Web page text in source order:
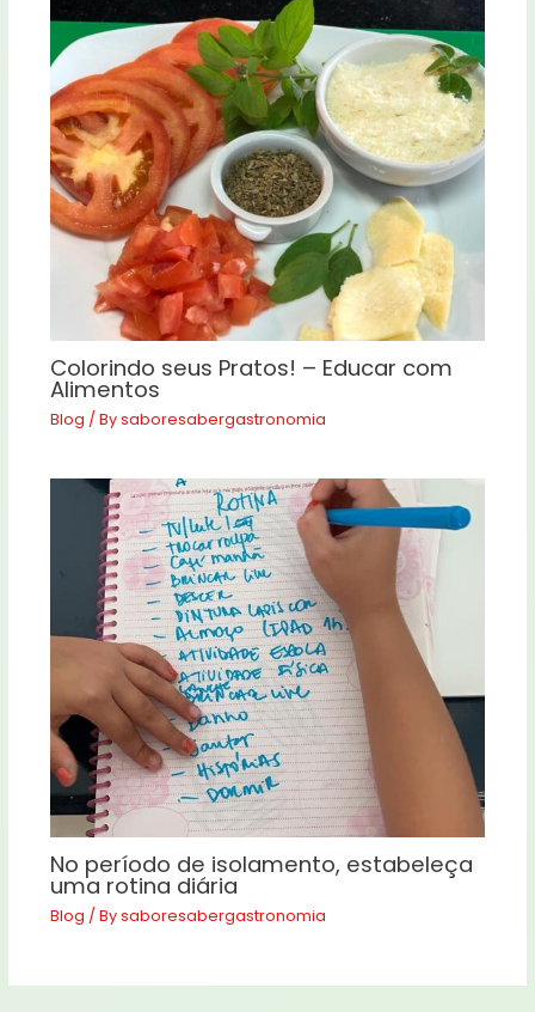
Colorindo seus Pratos! – Educar com
Alimentos
Blog / Bysaboresabergastronomia
No período de isolamento, estabeleça
uma rotina diária
Blog / Bysaboresabergastronomia